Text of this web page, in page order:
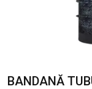
BANDANĂ